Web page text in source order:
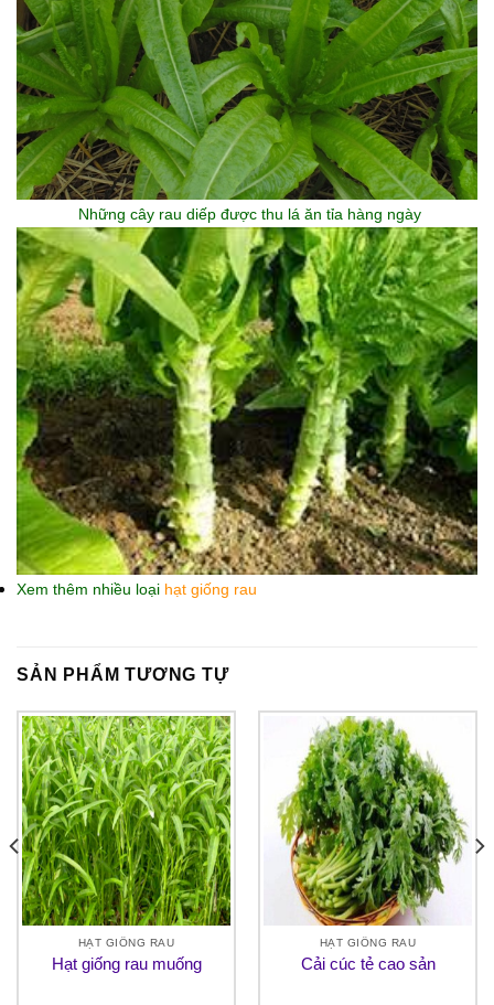
Những cây rau diếp được thu lá ăn tỉa hàng ngày
Xem thêm nhiều loại hạt giống rau
SẢN PHẨM TƯƠNG TỰ
HẠT GIỐNG RAU
Hạt giống rau muống
HẠT GIỐNG RAU
Cải cúc tẻ cao sản